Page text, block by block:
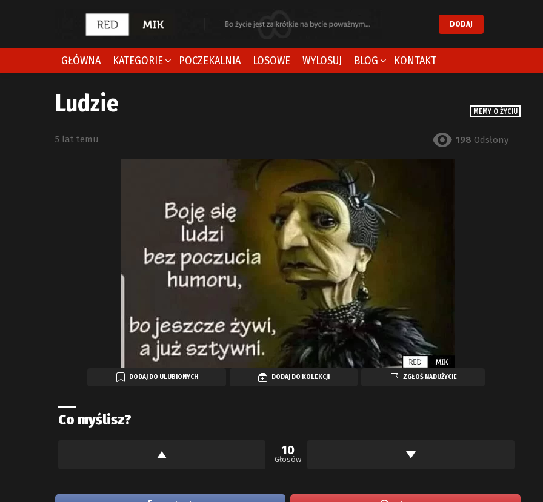
DODAJ
GŁÓWNA KATEGORIE POCZEKALNIA LOSOWE WYLOSUJ BLOG KONTAKT
MEMY O ŻYCIU
Ludzie
5 lat temu 198 Odsłony
DODAJ DO ULUBIONYCH DODAJ DO KOLEKCJI ZGŁOŚ NADUŻYCIE
Co myślisz?
10
Głosów